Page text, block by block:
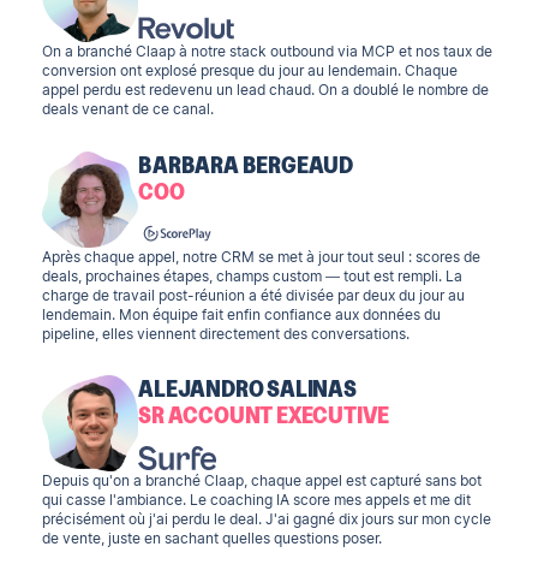
On a branché Claap à notre stack outbound via MCP et nos taux de
conversion ont explosé presque du jour au lendemain. Chaque
appel perdu est redevenu un lead chaud. On a doublé le nombre de
deals venant de ce canal.
BARBARA BERGEAUD
COO
Après chaque appel, notre CRM se met à jour tout seul : scores de
deals, prochaines étapes, champs custom — tout est rempli. La
charge de travail post-réunion a été divisée par deux du jour au
lendemain. Mon équipe fait enfin confiance aux données du
pipeline, elles viennent directement des conversations.
ALEJANDRO SALINAS
SR ACCOUNT EXECUTIVE
Depuis qu'on a branché Claap, chaque appel est capturé sans bot
qui casse l'ambiance. Le coaching IA score mes appels et me dit
précisément où j'ai perdu le deal. J'ai gagné dix jours sur mon cycle
de vente, juste en sachant quelles questions poser.